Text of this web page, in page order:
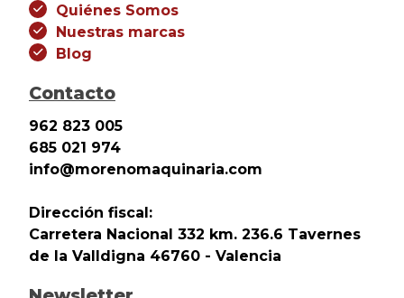
Quiénes Somos
Nuestras marcas
Blog
Contacto
962 823 005
685 021 974
info@morenomaquinaria.com
Dirección fiscal:
Carretera Nacional 332 km. 236.6 Tavernes
de la Valldigna 46760 - Valencia